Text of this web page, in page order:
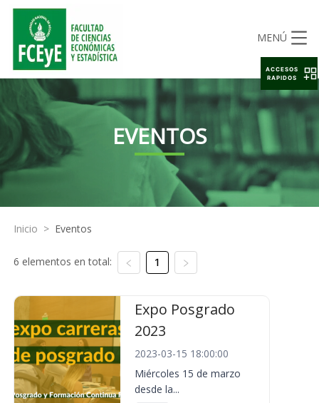
MENÚ
EVENTOS
Inicio > Eventos
6 elementos en total: 1
Expo Posgrado
2023
2023-03-15 18:00:00
Miércoles 15 de marzo
desde la...
ACCESOS
RAPIDOS